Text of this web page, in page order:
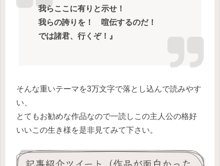
我らここに有りと示せ！
我らの誇りを！ 喧伝するのだ！
では諸君、行くぞ！』
そんな重いテーマを3万文字で落とし込んで読みやす
い、
とてもお勧めな作品なので一読しこの主人公の格好
いいこの生き様を是非見てみて下さい。